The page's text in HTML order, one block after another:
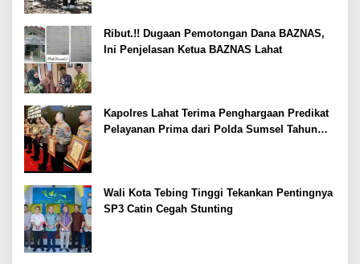
Ribut.!! Dugaan Pemotongan Dana BAZNAS,
Ini Penjelasan Ketua BAZNAS Lahat
Kapolres Lahat Terima Penghargaan Predikat
Pelayanan Prima dari Polda Sumsel Tahun
Wali Kota Tebing Tinggi Tekankan Pentingnya
SP3 Catin Cegah Stunting